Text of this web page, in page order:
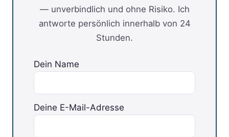
— unverbindlich und ohne Risiko. Ich
antworte persönlich innerhalb von 24
Stunden.
Dein Name
Deine E-Mail-Adresse